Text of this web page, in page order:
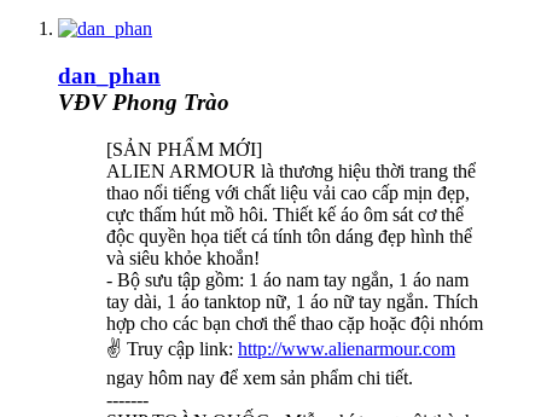
dan_phan
VĐV Phong Trào
[SẢN PHẨM MỚI]
ALIEN ARMOUR là thương hiệu thời trang thể
thao nổi tiếng với chất liệu vải cao cấp mịn đẹp,
cực thấm hút mồ hôi. Thiết kế áo ôm sát cơ thể
độc quyền họa tiết cá tính tôn dáng đẹp hình thể
và siêu khỏe khoắn!
- Bộ sưu tập gồm: 1 áo nam tay ngắn, 1 áo nam
tay dài, 1 áo tanktop nữ, 1 áo nữ tay ngắn. Thích
hợp cho các bạn chơi thể thao cặp hoặc đội nhóm
✌ Truy cập link: http://www.alienarmour.com
ngay hôm nay để xem sản phẩm chi tiết.
-------